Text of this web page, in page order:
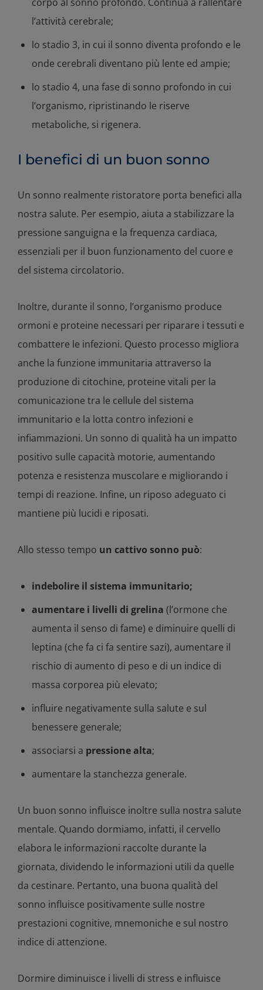
corpo al sonno profondo. Continua a rallentare
l’attività cerebrale;
lo stadio 3, in cui il sonno diventa profondo e le
onde cerebrali diventano più lente ed ampie;
lo stadio 4, una fase di sonno profondo in cui
l’organismo, ripristinando le riserve
metaboliche, si rigenera.
I benefici di un buon sonno
Un sonno realmente ristoratore porta benefici alla
nostra salute. Per esempio, aiuta a stabilizzare la
pressione sanguigna e la frequenza cardiaca,
essenziali per il buon funzionamento del cuore e
del sistema circolatorio.
Inoltre, durante il sonno, l’organismo produce
ormoni e proteine necessari per riparare i tessuti e
combattere le infezioni. Questo processo migliora
anche la funzione immunitaria attraverso la
produzione di citochine, proteine vitali per la
comunicazione tra le cellule del sistema
immunitario e la lotta contro infezioni e
infiammazioni. Un sonno di qualità ha un impatto
positivo sulle capacità motorie, aumentando
potenza e resistenza muscolare e migliorando i
tempi di reazione. Infine, un riposo adeguato ci
mantiene più lucidi e riposati.
Allo stesso tempo un cattivo sonno può:
indebolire il sistema immunitario;
aumentare i livelli di grelina (l’ormone che
aumenta il senso di fame) e diminuire quelli di
leptina (che fa ci fa sentire sazi), aumentare il
rischio di aumento di peso e di un indice di
massa corporea più elevato;
influire negativamente sulla salute e sul
benessere generale;
associarsi a pressione alta;
aumentare la stanchezza generale.
Un buon sonno influisce inoltre sulla nostra salute
mentale. Quando dormiamo, infatti, il cervello
elabora le informazioni raccolte durante la
giornata, dividendo le informazioni utili da quelle
da cestinare. Pertanto, una buona qualità del
sonno influisce positivamente sulle nostre
prestazioni cognitive, mnemoniche e sul nostro
indice di attenzione.
Dormire diminuisce i livelli di stress e influisce